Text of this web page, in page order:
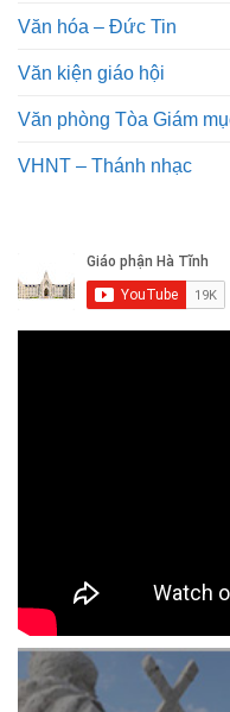
Văn hóa – Đức Tin
Văn kiện giáo hội
Văn phòng Tòa Giám
VHNT – Thánh nhạc